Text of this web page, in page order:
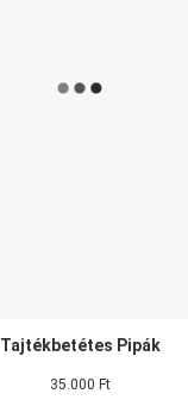
Tajtékbetétes Pipák
35.000 Ft